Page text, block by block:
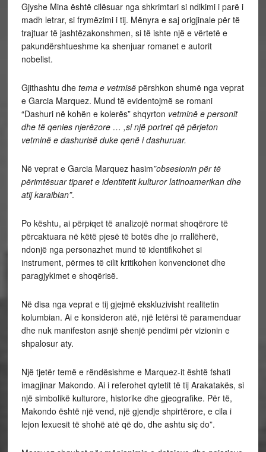
Gjyshe Mina është cilësuar nga shkrimtari si ndikimi i parë i
madh letrar, si frymëzimi i tij. Mënyra e saj origjinale për të
trajtuar të jashtëzakonshmen, si të ishte një e vërtetë e
pakundërshtueshme ka shenjuar romanet e autorit
nobelist.
Gjithashtu dhe tema e vetmisëpërshkon shumë nga veprat
e Garcia Marquez. Mund të evidentojmë se romani
“Dashuri në kohën e kolerës” shqyrton vetminë e personit
dhe të qenies njerëzore … ,si një portret që përjeton
vetminë e dashurisë duke qenë i dashuruar.
Në veprat e Garcia Marquez hasim”obsesionin për të
përimtësuar tiparet e identitetit kulturor latinoamerikan dhe
atij karaibian”.
Po kështu, ai përpiqet të analizojë normat shoqërore të
përcaktuara në këtë pjesë të botës dhe jo rrallëherë,
ndonjë nga personazhet mund të identifikohet si
instrument, përmes të cilit kritikohen konvencionet dhe
paragjykimet e shoqërisë.
Në disa nga veprat e tij gjejmë ekskluzivisht realitetin
kolumbian. Ai e konsideron atë, një letërsi të paramenduar
dhe nuk manifeston asnjë shenjë pendimi për vizionin e
shpalosur aty.
Një tjetër temë e rëndësishme e Marquez-it është fshati
imagjinar Makondo. Ai i referohet qytetit të tij Arakatakës, si
një simbolikë kulturore, historike dhe gjeografike. Për të,
Makondo është një vend, një gjendje shpirtërore, e cila i
lejon lexuesit të shohë atë që do, dhe ashtu siç do”.